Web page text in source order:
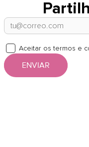
Aceitar os termos e
ENVIAR